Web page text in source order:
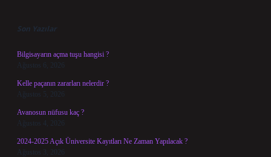
Son Yazılar
Bilgisayarın açma tuşu hangisi ?
Ağustos 6, 2026
Kelle paçanın zararları nelerdir ?
Ağustos 5, 2026
Avanosun nüfusu kaç ?
Ağustos 4, 2026
2024-2025 Açık Üniversite Kayıtları Ne Zaman Yapılacak ?
Ağustos 3, 2026